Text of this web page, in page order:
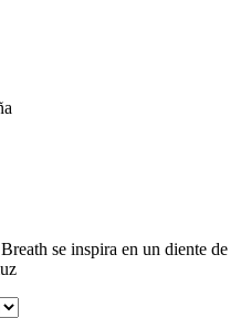
se inspira en un diente de